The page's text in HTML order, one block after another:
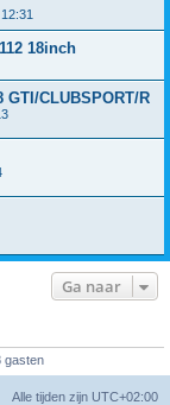
18inch
GTI/CLUBSPORT/R
Ga naar
gasten
Alle tijden zijn UTC+02:00